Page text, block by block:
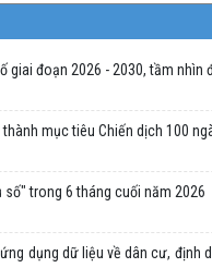
giai đoạn 2026 - 2030, tầm nhìn
mục tiêu Chiến dịch 100
trong 6 tháng cuối năm 2026
dụng dữ liệu về dân cư, định